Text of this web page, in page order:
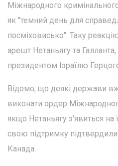
Міжнародного
як "темний день для
посміховисько". Таку
арешт Нетаньягу та
президентом Ізраїлю
Відомо, що деякі держави
виконати ордер
якщо Нетаньягу з'явиться на
свою підтримку
Канада.